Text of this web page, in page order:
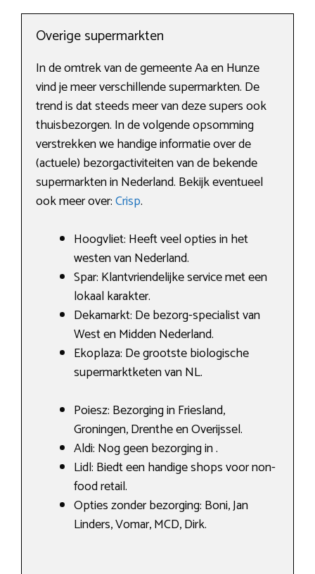
Overige supermarkten
In de omtrek van de gemeente Aa en Hunze
vind je meer verschillende supermarkten. De
trend is dat steeds meer van deze supers ook
thuisbezorgen. In de volgende opsomming
verstrekken we handige informatie over de
(actuele) bezorgactiviteiten van de bekende
supermarkten in Nederland. Bekijk eventueel
ook meer over:Crisp.
Hoogvliet: Heeft veel opties in het
westen van Nederland.
Spar: Klantvriendelijke service met een
lokaal karakter.
Dekamarkt: De bezorg-specialist van
West en Midden Nederland.
Ekoplaza: De grootste biologische
supermarktketen van NL.
Poiesz: Bezorging in Friesland,
Groningen, Drenthe en Overijssel.
Aldi: Nog geen bezorging in .
Lidl: Biedt een handige shops voor non-
food retail.
Opties zonder bezorging: Boni, Jan
Linders, Vomar, MCD, Dirk.